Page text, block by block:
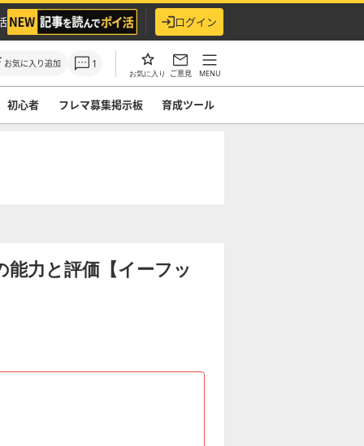
ログイン
お気に入り追加 1
お気に入り ご意見 MENU
初心者 フレマ募集掲示板 育成ツール
力と評価【イーフッ